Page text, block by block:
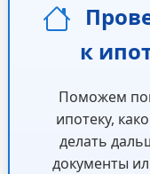
к
Поможем
ипотеку,
делать
документы